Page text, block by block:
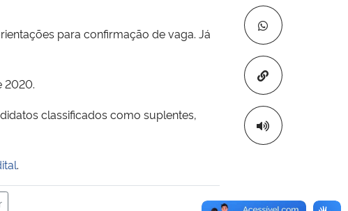
Copiar para
para confirmação de vaga. Já
2020.
classificados como suplentes,
.